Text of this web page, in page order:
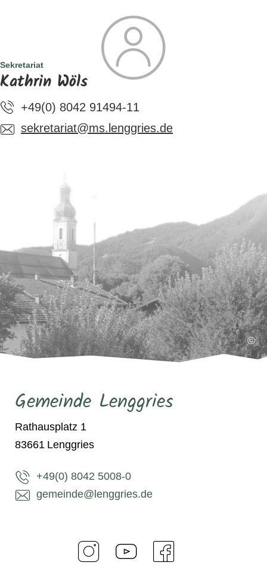
SUCHE
Sekretariat
Kathrin Wöls
+49(0) 8042 91494-11
sekretariat@ms.lenggries.de
©
Gemeinde Lenggries
Rathausplatz 1
83661 Lenggries
+49(0) 8042 5008-0
gemeinde@lenggries.de